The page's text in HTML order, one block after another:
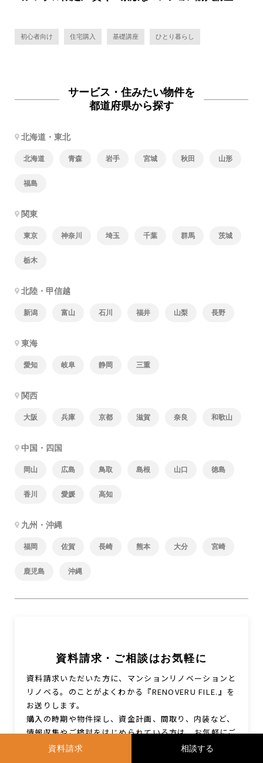
資料請求
初心者向け 住宅購入 基礎講座 ひとり暮らし
サービス・住みたい物件を
都道府県から探す
北海道・東北
北海道 青森 岩手 宮城 秋田 山形
福島
関東
東京 神奈川 埼玉 千葉 群馬 茨城
栃木
北陸・甲信越
新潟 富山 石川 福井 山梨 長野
東海
愛知 岐阜 静岡 三重
関西
大阪 兵庫 京都 滋賀 奈良 和歌山
中国・四国
岡山 広島 鳥取 島根 山口 徳島
香川 愛媛 高知
九州・沖縄
福岡 佐賀 長崎 熊本 大分 宮崎
鹿児島 沖縄
資料請求・ご相談はお気軽に
資料請求いただいた方に、マンションリノベーションと
リノベる。のことがよくわかる『RENOVERU FILE.』を
お送りします。
購入の時期や物件探し、資金計画、間取り、内装など、
情報収集やご検討をはじめられている方は、お気軽にご
相談ください。